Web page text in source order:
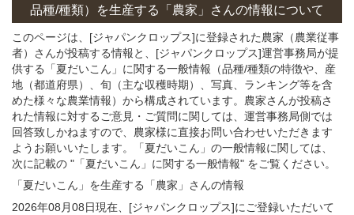
品種/種類）
を生産する 「農家」さんの情報について
このページは、[ジャパンクロップス]に登録された農家（農業従事
者）さんが投稿する情報と、[ジャパンクロップス]運営事務局が提
供する「夏だいこん」に関する一般情報（品種/種類の特徴や、産
地（都道府県）、旬（主な収穫時期）、写真、ランキング等を含
めた様々な農業情報）から構成されています。農家さんが投稿さ
れた情報に対するご意見・ご質問に関しては、運営事務局側では
回答致しかねますので、農家様に直接お問い合わせいただきます
ようお願いいたします。「夏だいこん」の一般情報に関しては、
次に記載の "「夏だいこん」に関する一般情報" をご覧ください。
「夏だいこん」 を生産する 「農家」さんの情報
2026年08月08日現在、[ジャパンクロップス]にご登録いただいて